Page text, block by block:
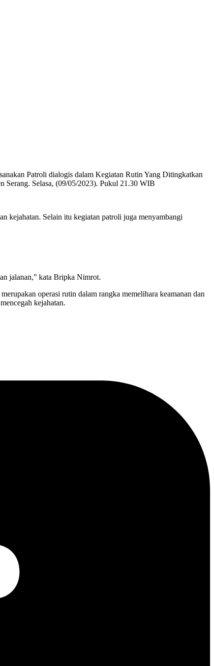
Patroli dialogis dalam Kegiatan Rutin Yang Ditingkatkan
Serang. Selasa, (09/05/2023). Pukul 21.30 WIB
kejahatan. Selain itu kegiatan patroli juga menyambangi
jalanan,” kata Bripka Nimrot.
operasi rutin dalam rangka memelihara keamanan dan
kejahatan.